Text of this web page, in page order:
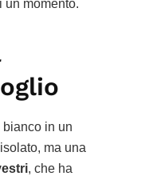
un momento.
in un
ma una
, che ha